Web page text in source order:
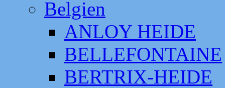
Belgien
ANLOY HEIDE
BELLEFONTAINE
BERTRIX-HEIDE